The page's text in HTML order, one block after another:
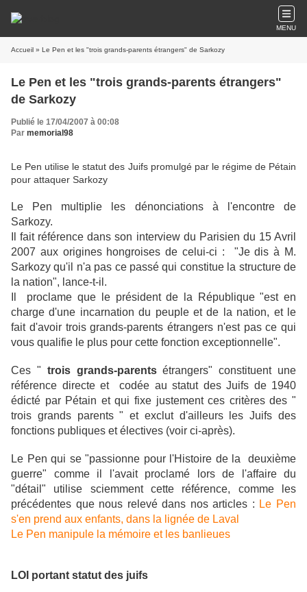
MENU
Accueil » Le Pen et les "trois grands-parents étrangers" de Sarkozy
Le Pen et les "trois grands-parents étrangers"
de Sarkozy
Publié le 17/04/2007 à 00:08
Par memorial98
Le Pen utilise le statut des Juifs promulgé par le régime de Pétain
pour attaquer Sarkozy
Le Pen multiplie les dénonciations à l'encontre de
Sarkozy.
Il fait référence dans son interview du Parisien du 15 Avril
2007 aux origines hongroises de celui-ci : "Je dis à M.
Sarkozy qu'il n'a pas ce passé qui constitue la structure de
la nation", lance-t-il.
Il proclame que le président de la République"est en
charge d'une incarnation du peuple et de la nation, et le
fait d'avoir trois grands-parents étrangers n'est pas ce qui
vous qualifie le plus pour cette fonction exceptionnelle".
Ces " trois grands-parentsétrangers" constituent une
référence directe et codée au statut des Juifs de 1940
édicté par Pétain et qui fixe justement ces critères des "
trois grands parents " et exclut d'ailleurs les Juifs des
fonctions publiques et électives (voir ci-après).
Le Pen qui se "passionne pour l'Histoire de la deuxième
guerre" comme il l'avait proclamé lors de l'affaire du
"détail" utilise sciemment cette référence, comme les
précédentes que nous relevé dans nos articles : Le Pen
s'en prend aux enfants, dans la lignée de Laval
Le Pen manipule la mémoire et les banlieues
LOI portant statut des juifs